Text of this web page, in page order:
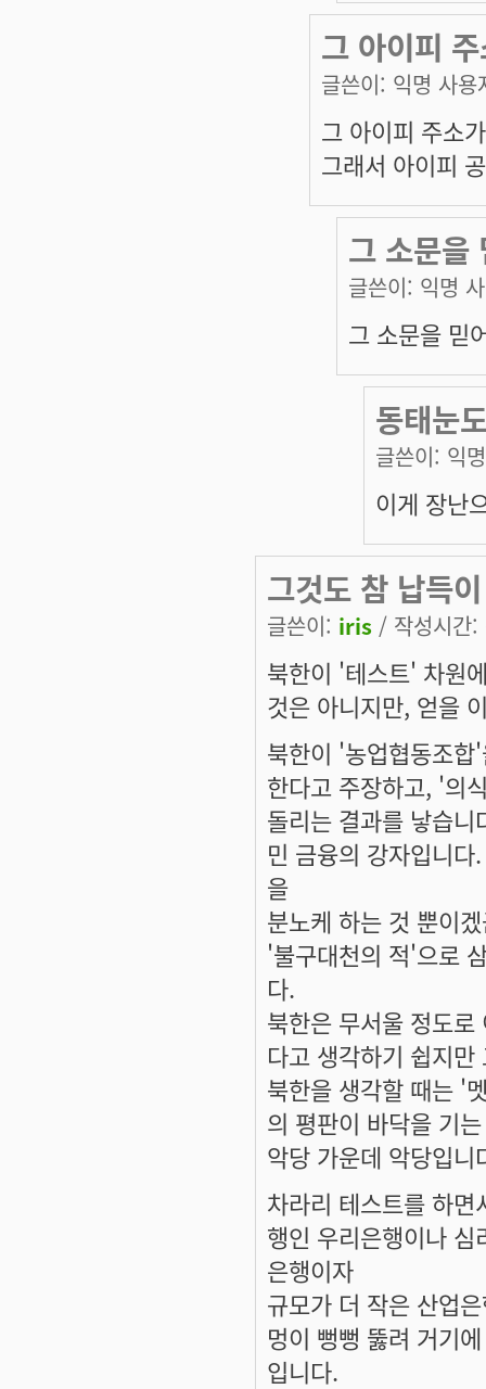
그 아이피
글쓴이: 익명 사용
그 아이피 주소
그래서 아이피
그 소문을
글쓴이: 익명
그 소문을 믿
동태눈
글쓴이: 익
이게 장난
그것도 참 납득
글쓴이: iris / 작성시간
북한이 '테스트' 차원
것은 아니지만, 얻을
북한이 '농업협동조
한다고 주장하고, '의
돌리는 결과를 낳습
민 금융의 강자입니
을
분노케 하는 것 뿐이
'불구대천의 적'으로
다.
북한은 무서울 정도
다고 생각하기 쉽지
북한을 생각할 때는 '
의 평판이 바닥을 기
악당 가운데 악당입니
차라리 테스트를 하
행인 우리은행이나
은행이자
규모가 더 작은 산업
멍이 뻥뻥 뚫려 거기
입니다.